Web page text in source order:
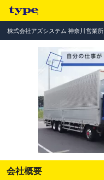
株式会社アズシステム 神奈川営業所
会社概要